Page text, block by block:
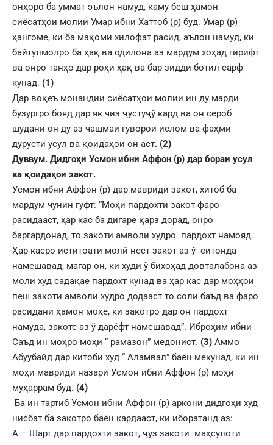
онҳоро ба уммат эълон намуд, каму беш ҳамон
сиёсатҳои молии Умар ибни Хаттоб (р) буд. Умар (р)
ҳангоме, ки ба мақоми хилофат расид, эълон намуд, ки
байтулмолро ба ҳақ ва одилона аз мардум хоҳад гирифт
ва онро танҳо дар роҳи ҳақ ва бар зидди ботил сарф
кунад. (1)
Дар воқеъ монандии сиёсатҳои молии ин ду марди
бузургро бояд дар як чиз ҷустуҷў кард ва он сероб
шудани он ду аз чашмаи гуворои ислом ва фаҳми
дурусти усул ва қоидаҳои он аст. (2)
Дуввум. Дидгоҳи Усмон ибни Аффон (р) дар бораи усул
ва қоидаҳои закот.
Усмон ибни Аффон (р) дар мавриди закот, хитоб ба
мардум чунин гуфт: “Моҳи пардохти закот фаро
расидааст, ҳар кас ба дигаре қарз дорад, онро
баргардонад, то закоти амволи худро пардохт намояд.
Ҳар касро иститоати молӣ нест закот аз ў ситонда
намешавад, магар он, ки худи ў бихоҳад довталабона аз
моли худ садақае пардохт кунад ва ҳар кас дар моҳҳои
пеш закоти амволи худро додааст то соли баъд ва фаро
расидани ҳамон моҳе, ки закотро дар он пардохт
намуда, закоте аз ў дарёфт намешавад”. Иброҳим ибни
Саъд ин моҳро моҳи “ рамазон” медонист. (3) Аммо
Абуубайд дар китоби худ “ Аламвал” баён мекунад, ки ин
моҳи мавриди назари Усмон ибни Аффон (р) моҳи
муҳаррам буд. (4)
Ба ин тартиб Усмон ибни Аффон (р) аркони дидгоҳи худ
нисбат ба закотро баён кардааст, ки иборатанд аз:
А – Шарт дар пардохти закот, ҷуз закоти маҳсулоти